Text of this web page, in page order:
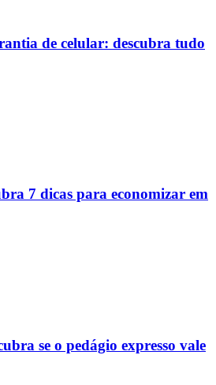
de celular: descubra tudo
7 dicas para economizar em
se o pedágio expresso vale